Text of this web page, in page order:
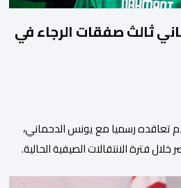
ثالث صفقات الرجاء في
تعاقده رسميا مع يونس الدحماني،
فترة الانتقالات الصيفية الحالية.